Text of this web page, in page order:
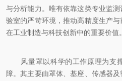
与分析能力。唯有依靠这类专业监
验室的严苛环境，推动高精度生产
在工业制造与科技创新中的重要价值。
风量罩以科学的工作原理为支
障。其主要由罩体、基座、传感器